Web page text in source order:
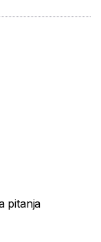
pitanja